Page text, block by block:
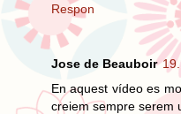
Respon
Jose de Beauboir
En aquest vídeo es
creiem sempre serem